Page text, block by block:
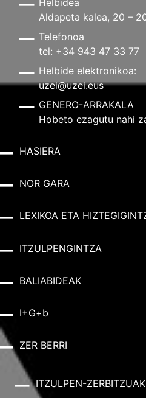
Helbidea
Aldapeta kalea, 20 –
Telefonoa
tel: +34 943 47 33 77
Helbide elektronikoa:
uzei@uzei.eus
GENERO-ARRAKALA
Hobeto ezagutu nahi
HASIERA
NOR GARA
LEXIKOA ETA
ITZULPENGINTZA
BALIABIDEAK
I+G+b
ZER BERRI
ITZULPEN-ZERBITZUAK